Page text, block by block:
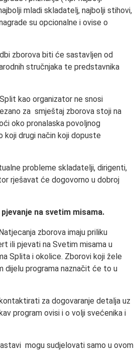
mladi skladatelj, najbolji stihovi,
su opcionalne i ovise o
zborova biti će sastavljen od
stručnjaka te predstavnika
kao organizator ne snosi
za smještaj zborova stoji na
oko pronalaska povoljnog
koji drugi način koji dopuste
probleme skladatelji, dirigenti,
rješavat će dogovorno u dobroj
na svetim misama.
zborova imaju priliku
ili pjevati na Svetim misama u
Splita i okolice. Zborovi koji žele
dijelu programa naznačit će to u
za dogovaranje detalja uz
program ovisi i o volji svećenika i
mogu sudjelovati samo u ovom